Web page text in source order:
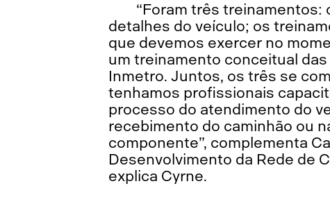
“Foram três treinamentos:
detalhes do veículo; os
que devemos exercer no
um treinamento conceitual
Inmetro. Juntos, os três se
tenhamos profissionais
processo do atendimento do
recebimento do caminhão ou
componente”, complementa
Desenvolvimento da Rede de
explica Cyrne.